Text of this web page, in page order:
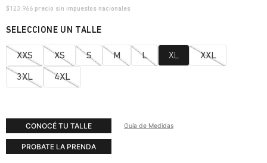
$123.966 precio sin impuestos nacionales
XXS XS S M L XL XXL
3XL 4XL
CONOCÉ TU TALLE Guía de Medidas
PROBATE LA PRENDA